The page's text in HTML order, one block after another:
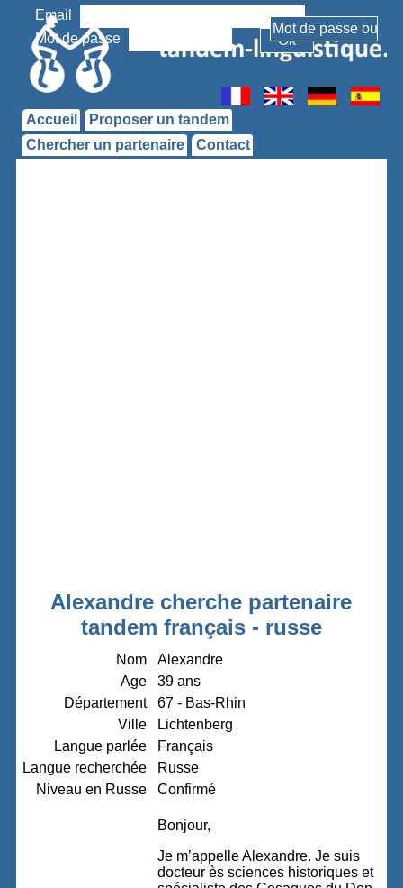
Email
Mot de passe
Accueil
Proposer un tandem
Chercher un partenaire
Contact
Alexandre cherche partenaire
tandem français - russe
Nom
Alexandre
Age
39 ans
Département
67 - Bas-Rhin
Ville
Lichtenberg
Langue parlée
Français
Langue recherchée
Russe
Niveau en Russe
Confirmé
Bonjour,
Je m’appelle Alexandre. Je suis
docteur ès sciences historiques et